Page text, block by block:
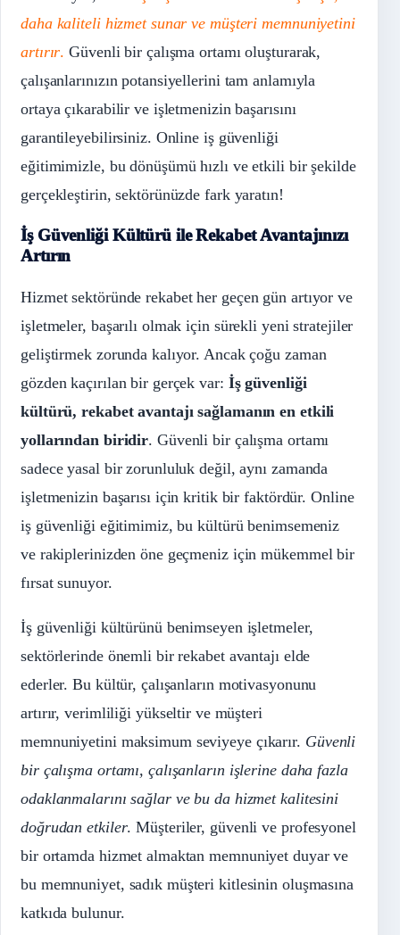
daha kaliteli hizmet sunar ve müşteri memnuniyetini
artırır. Güvenli bir çalışma ortamı oluşturarak,
çalışanlarınızın potansiyellerini tam anlamıyla
ortaya çıkarabilir ve işletmenizin başarısını
garantileyebilirsiniz. Online iş güvenliği
eğitimimizle, bu dönüşümü hızlı ve etkili bir şekilde
gerçekleştirin, sektörünüzde fark yaratın!
İş Güvenliği Kültürü ile Rekabet Avantajınızı
Artırın
Hizmet sektöründe rekabet her geçen gün artıyor ve
işletmeler, başarılı olmak için sürekli yeni stratejiler
geliştirmek zorunda kalıyor. Ancak çoğu zaman
gözden kaçırılan bir gerçek var: İş güvenliği
kültürü, rekabet avantajı sağlamanın en etkili
yollarından biridir. Güvenli bir çalışma ortamı
sadece yasal bir zorunluluk değil, aynı zamanda
işletmenizin başarısı için kritik bir faktördür. Online
iş güvenliği eğitimimiz, bu kültürü benimsemeniz
ve rakiplerinizden öne geçmeniz için mükemmel bir
fırsat sunuyor.
İş güvenliği kültürünü benimseyen işletmeler,
sektörlerinde önemli bir rekabet avantajı elde
ederler. Bu kültür, çalışanların motivasyonunu
artırır, verimliliği yükseltir ve müşteri
memnuniyetini maksimum seviyeye çıkarır. Güvenli
bir çalışma ortamı, çalışanların işlerine daha fazla
odaklanmalarını sağlar ve bu da hizmet kalitesini
doğrudan etkiler. Müşteriler, güvenli ve profesyonel
bir ortamda hizmet almaktan memnuniyet duyar ve
bu memnuniyet, sadık müşteri kitlesinin oluşmasına
katkıda bulunur.